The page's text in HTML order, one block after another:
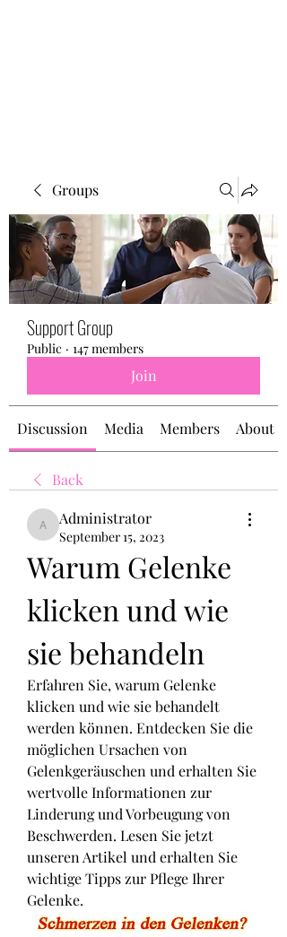
Groups
Support Group
Public · 147 members
Join
Discussion Media Members About
Back
Administrator
Administrator
September 15, 2023
Warum Gelenke
klicken und wie
sie behandeln
Erfahren Sie, warum Gelenke
klicken und wie sie behandelt
werden können. Entdecken Sie die
möglichen Ursachen von
Gelenkgeräuschen und erhalten Sie
wertvolle Informationen zur
Linderung und Vorbeugung von
Beschwerden. Lesen Sie jetzt
unseren Artikel und erhalten Sie
wichtige Tipps zur Pflege Ihrer
Gelenke.